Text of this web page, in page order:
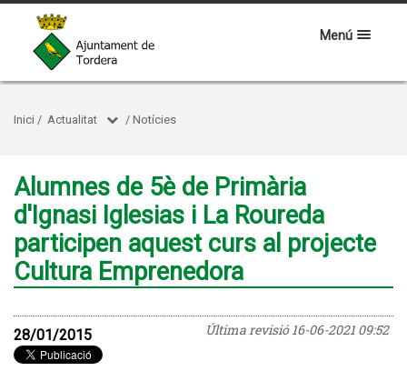
Menú
Inici / Actualitat / Notícies
Alumnes de 5è de Primària
d'Ignasi Iglesias i La Roureda
participen aquest curs al projecte
Cultura Emprenedora
Última revisió16-06-2021 09:52
28/01/2015